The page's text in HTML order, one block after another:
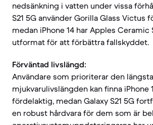
nedsänkning i vatten under vissa
S21 5G använder Gorilla Glass Victus
medan iPhone 14 har Apples Ceramic
utformat för att förbättra fallskyddet.
Förväntad livslängd:
Användare som prioriterar den
mjukvarulivslängden kan finna iPhone
fördelaktig, medan Galaxy S21 5G
en robust hårdvara för dem som är